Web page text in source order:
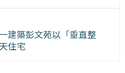
建築彭文苑以「垂直整
住宅